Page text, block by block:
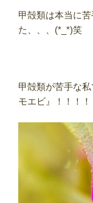
甲殻類は本当に
た、、、(*_*)笑
甲殻類が苦手な
モエビ』！！！！